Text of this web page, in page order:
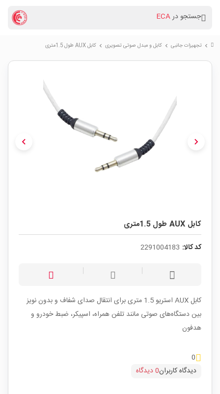
جستجو درECA
chevron_right تجهیزات جانبی chevron_right کابل و مبدل صوتی تصویری chevron_right کابل AUX طول 1.5متری
chevron_left chevron_right
کابل AUX طول 1.5متری
کد کالا: 2291004183
کابل AUX استریو 1.5 متری برای انتقال صدای شفاف و بدون نویز
بین دستگاه‌های صوتی مانند تلفن همراه، اسپیکر، ضبط‌ خودرو و
هدفون
0
دیدگاه کاربران0 دیدگاه